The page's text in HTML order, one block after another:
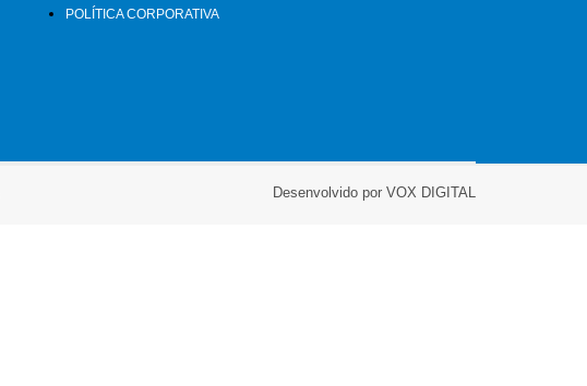
POLÍTICA CORPORATIVA
Desenvolvido por VOX DIGITAL